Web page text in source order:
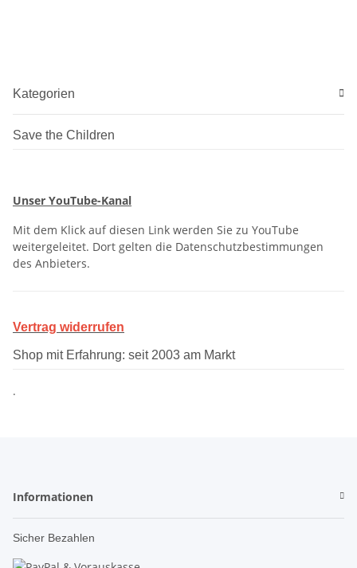
Kategorien
Save the Children
Unser YouTube-Kanal
Mit dem Klick auf diesen Link werden Sie zu YouTube
weitergeleitet. Dort gelten die Datenschutzbestimmungen
des Anbieters.
Vertrag widerrufen
Shop mit Erfahrung: seit 2003 am Markt
.
Informationen
Sicher Bezahlen